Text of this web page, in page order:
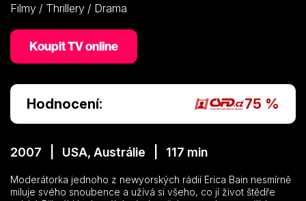
Filmy / Thrillery / Drama
Koupit TV online
Hodnocení: 75 %
2007 | USA, Austrálie | 117 min
Moderátorka jednoho z newyorských rádií Erica Bain nesmírně
miluje svého snoubence a užívá si všeho, co jí život štědře